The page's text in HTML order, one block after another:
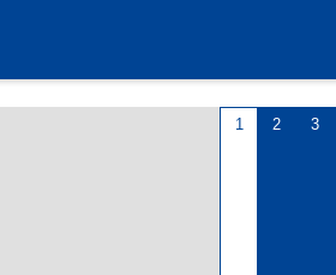
1 2 3